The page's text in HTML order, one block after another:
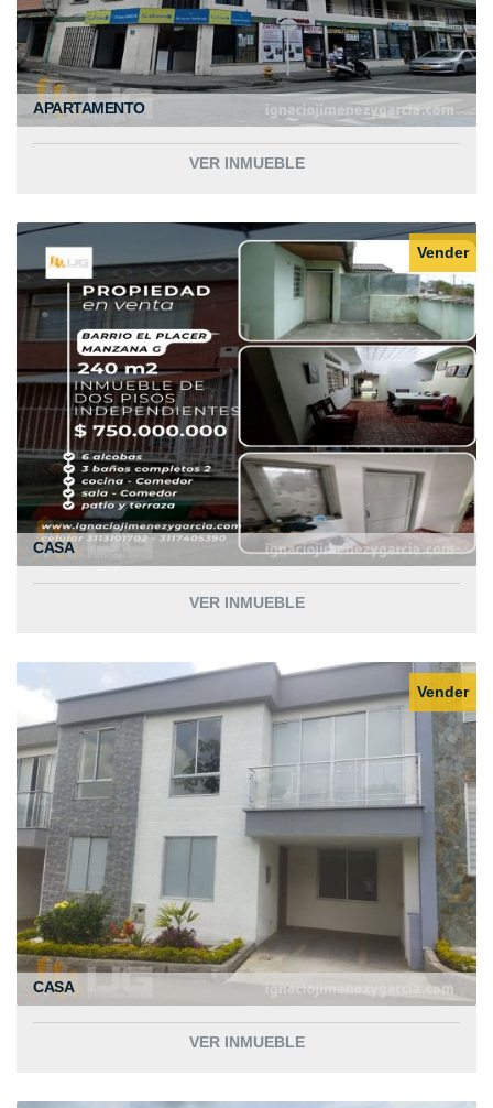
APARTAMENTO
VER INMUEBLE
Vender
CASA
VER INMUEBLE
Vender
CASA
VER INMUEBLE